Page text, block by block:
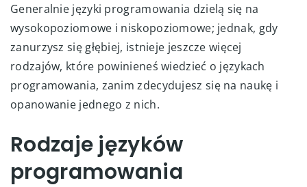
Generalnie języki programowania dzielą się na
wysokopoziomowe i niskopoziomowe; jednak, gdy
zanurzysz się głębiej, istnieje jeszcze więcej
rodzajów, które powinieneś wiedzieć o językach
programowania, zanim zdecydujesz się na naukę i
opanowanie jednego z nich.
Rodzaje języków
programowania